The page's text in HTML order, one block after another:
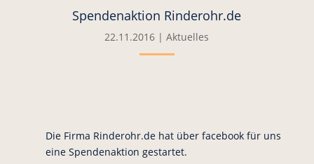
Spendenaktion Rinderohr.de
22.11.2016 |Aktuelles
Die Firma Rinderohr.de hat über facebook für uns
eine Spendenaktion gestartet.